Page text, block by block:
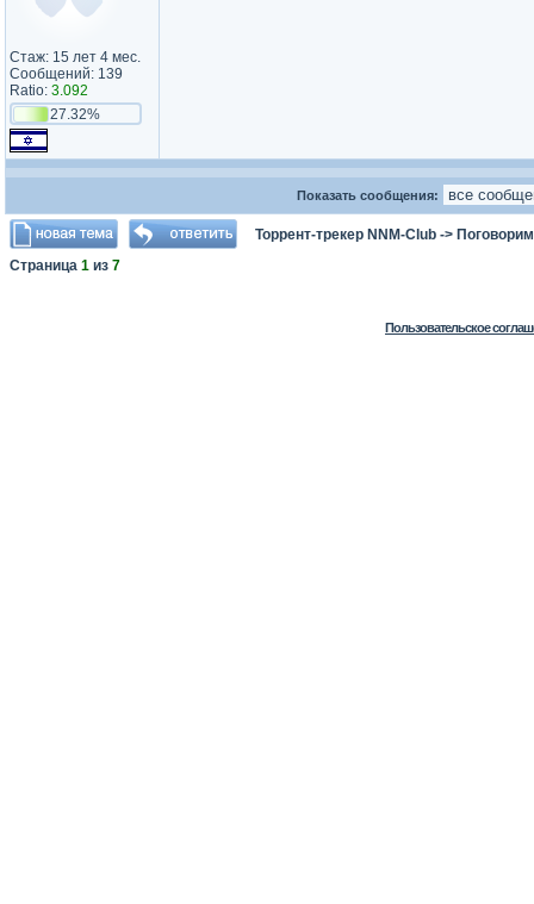
Стаж: 15 лет 4 мес.
Сообщений: 139
Ratio: 3.092
27.32%
Показать сообщения:
Торрент-трекер NNM-Club -> Поговорим
Страница 1 из 7
Пользовательское